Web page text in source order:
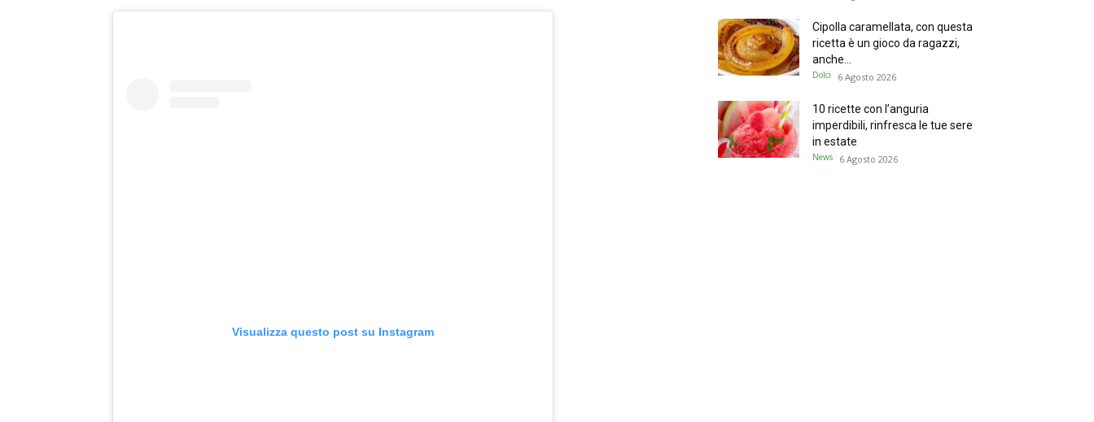
Visualizza questo post su Instagram
Cipolla caramellata, con questa
ricetta è un gioco da ragazzi,
anche...
Dolci 6 Agosto 2026
10 ricette con l’anguria
imperdibili, rinfresca le tue sere
in estate
News 6 Agosto 2026